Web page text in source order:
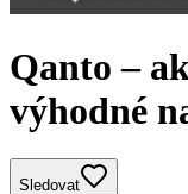
Qanto –
výhodné
Sledovat